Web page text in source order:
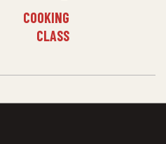
COOKING
CLASS